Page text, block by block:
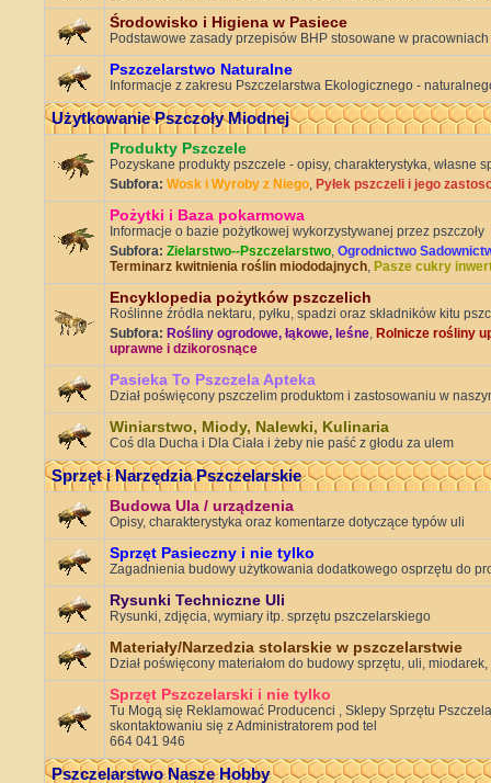
Środowisko i Higiena w Pasiece
Podstawowe zasady przepisów BHP stosowane w
Pszczelarstwo Naturalne
Informacje z zakresu Pszczelarstwa Ekologicznego -
Użytkowanie Pszczoły Miodnej
Produkty Pszczele
Pozyskane produkty pszczele - opisy, charakterystyka, własne
Subfora: Wosk i Wyroby z Niego, Pyłek pszczeli i jego
Pożytki i Baza pokarmowa
Informacje o bazie pożytkowej wykorzystywanej przez pszczoły
Subfora: Zielarstwo--Pszczelarstwo, Ogrodnictwo
Terminarz kwitnienia roślin miododajnych, Pasze cukry
Encyklopedia pożytków pszczelich
Roślinne źródła nektaru, pyłku, spadzi oraz składników kitu
Subfora: Rośliny ogrodowe, łąkowe, leśne, Rolnicze rośliny
uprawne i dzikorosnące
Pasieka To Pszczela Apteka
Dział poświęcony pszczelim produktom i zastosowaniu w
Winiarstwo, Miody, Nalewki, Kulinaria
Coś dla Ducha i Dla Ciała i żeby nie paść z głodu za ulem
Sprzęt i Narzędzia Pszczelarskie
Budowa Ula / urządzenia
Opisy, charakterystyka oraz komentarze dotyczące typów uli
Sprzęt Pasieczny i nie tylko
Zagadnienia budowy użytkowania dodatkowego osprzętu do
Rysunki Techniczne Uli
Rysunki, zdjęcia, wymiary itp. sprzętu pszczelarskiego
Materiały/Narzedzia stolarskie w pszczelarstwie
Dział poświęcony materiałom do budowy sprzętu, uli,
Sprzęt Pszczelarski i nie tylko
Tu Mogą się Reklamować Producenci , Sklepy Sprzętu
skontaktowaniu się z Administratorem pod tel
664 041 946
Pszczelarstwo Nasze Hobby